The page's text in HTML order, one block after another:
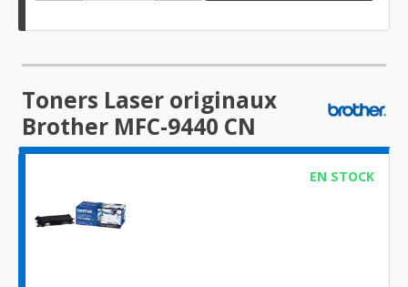
Toners Laser originaux
Brother MFC-9440 CN
EN STOCK